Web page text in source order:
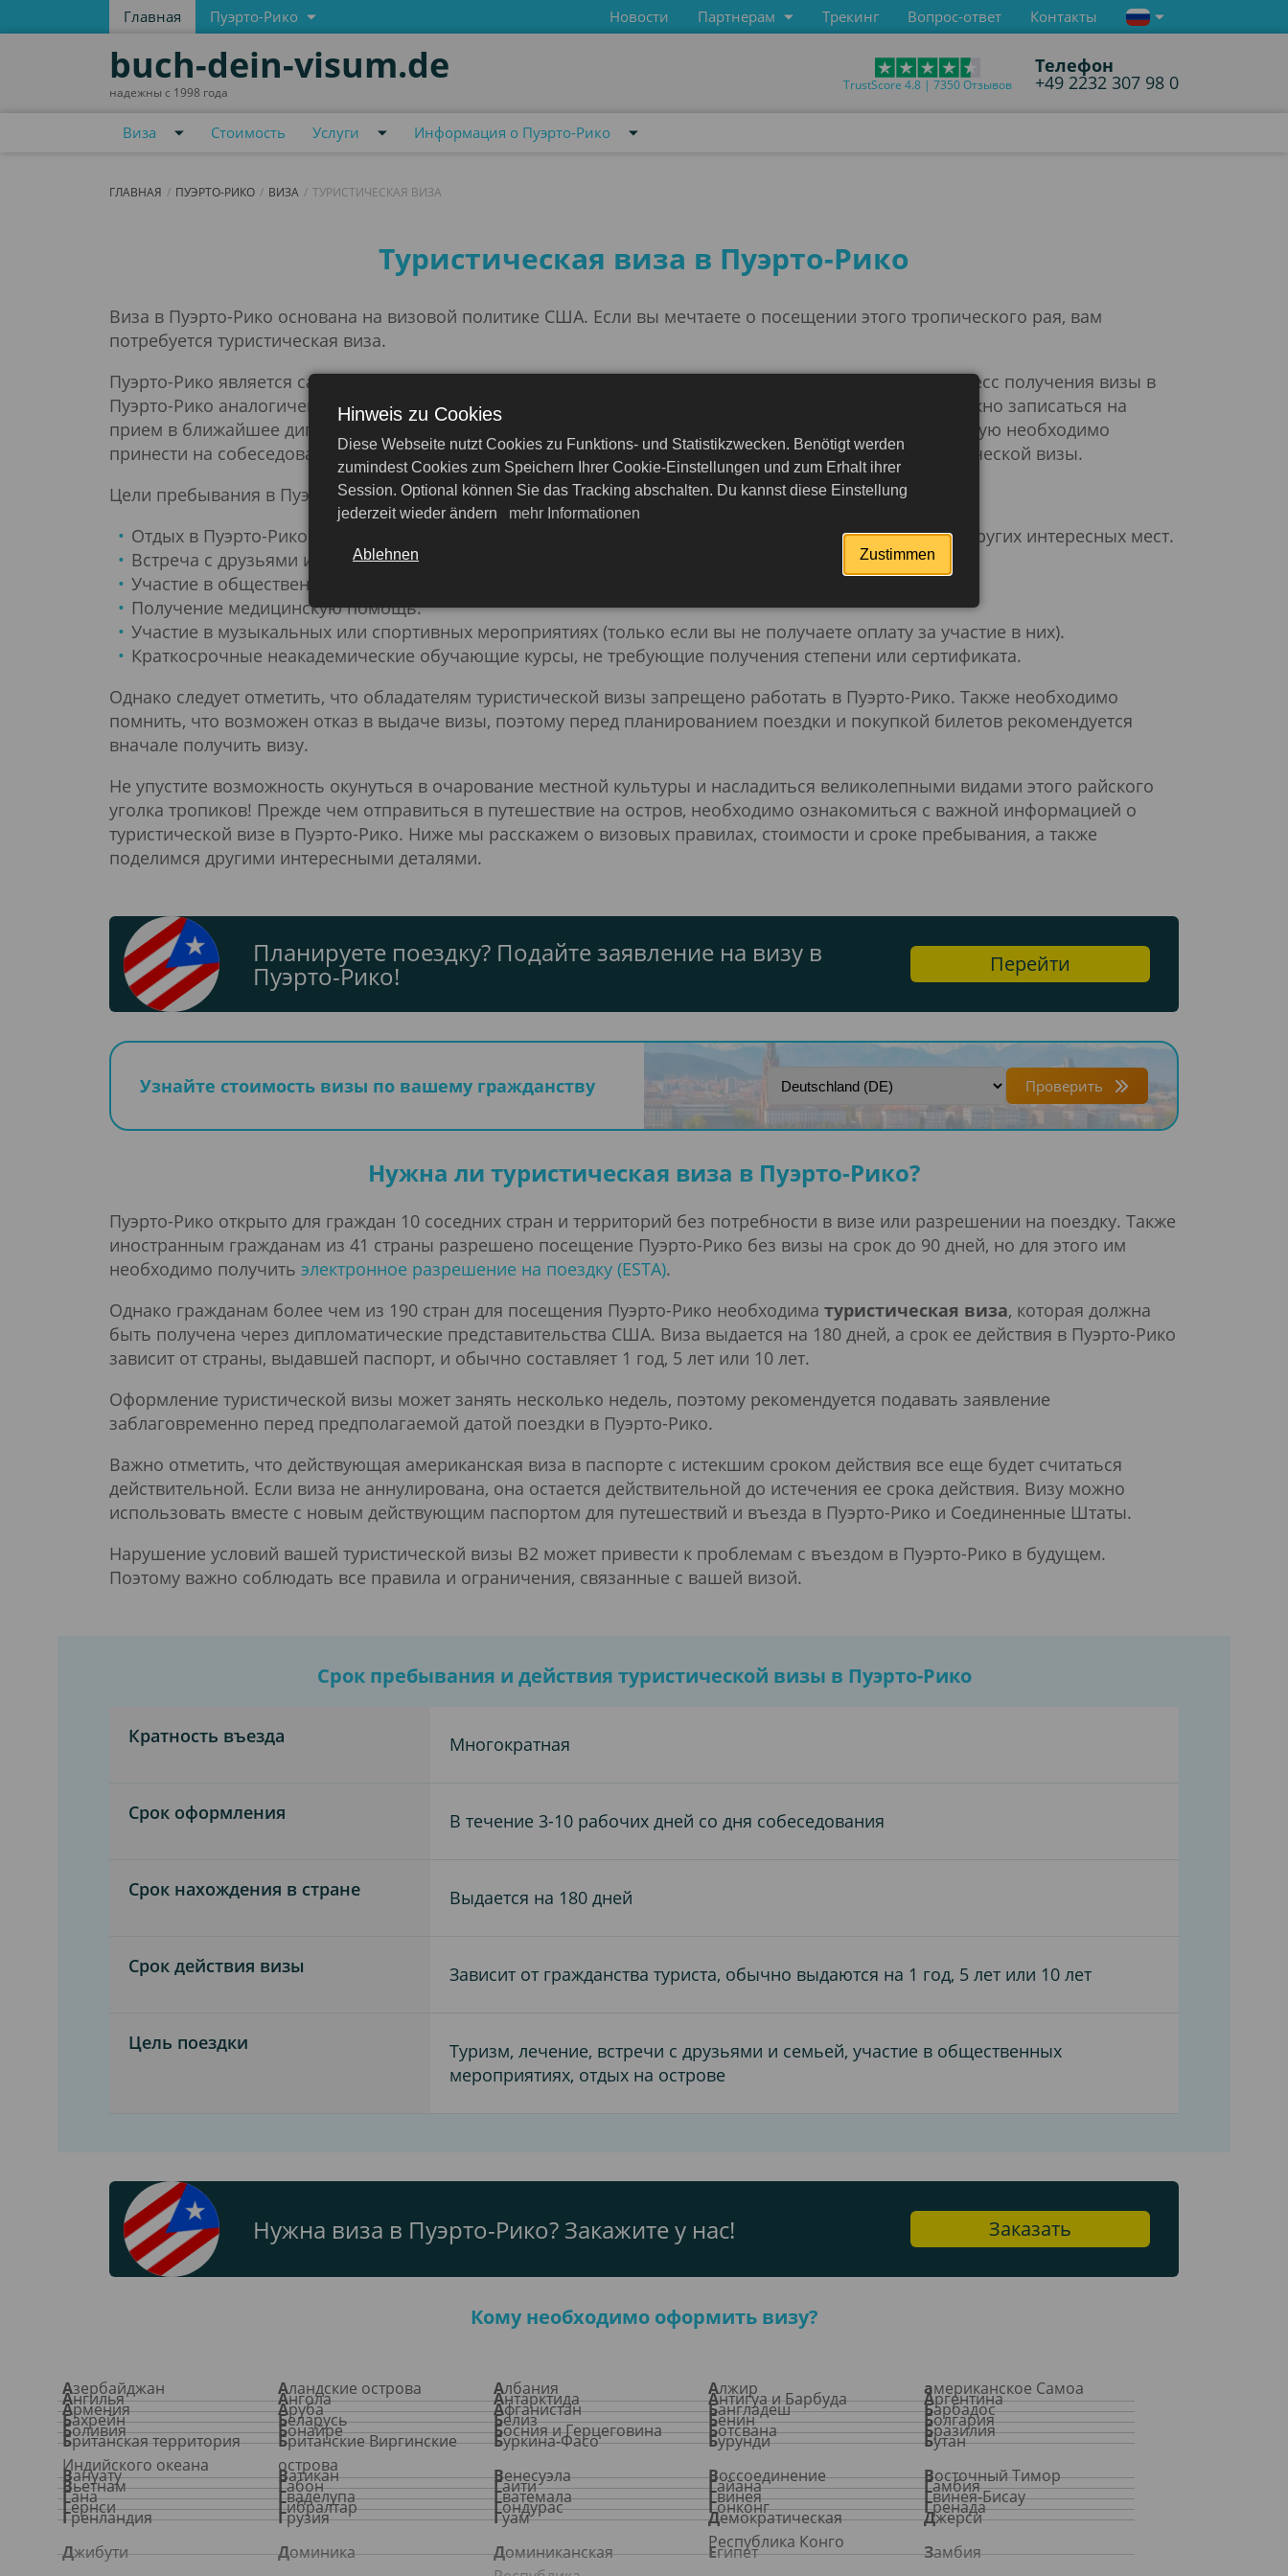
Главная Пуэрто-Рико Новости Партнерам Трекинг Вопрос-ответ Контакты
buch-dein-visum.de
надежны с 1998 года TrustScore 4.8 | 7350 Отзывов
Телефон
+49 2232 307 98 0
Виза Стоимость Услуги Информация о Пуэрто-Рико
ГЛАВНАЯ ПУЭРТО-РИКО ВИЗА ТУРИСТИЧЕСКАЯ ВИЗА
Туристическая виза в Пуэрто-Рико
Виза в Пуэрто-Рико основана на визовой политике США. Если вы мечтаете о посещении этого тропического рая, вам
потребуется туристическая виза.
Пуэрто-Рико является самоуправляющимся содружеством Соединенных Штатов, следовательно, процесс получения визы в
Пуэрто-Рико аналогичен процессу получения американской туристической визы B2. Для этого вам нужно записаться на
прием в ближайшее дипломатическое представительство США и заполнить консульскую форму, которую необходимо
принести на собеседование вместе с соответствующими подтверждающими документами для туристической визы.
Цели пребывания в Пуэрто-Рико по туристической визе могут быть следующими:
Отдых в Пуэрто-Рико и путешествие по стране с посещением городов, достопримечательностей и других интересных мест.
Встреча с друзьями или семьей.
Участие в общественных мероприятиях, организуемых различными организациями.
Получение медицинскую помощь.
Участие в музыкальных или спортивных мероприятиях (только если вы не получаете оплату за участие в них).
Краткосрочные неакадемические обучающие курсы, не требующие получения степени или сертификата.
Однако следует отметить, что обладателям туристической визы запрещено работать в Пуэрто-Рико. Также необходимо
помнить, что возможен отказ в выдаче визы, поэтому перед планированием поездки и покупкой билетов рекомендуется
вначале получить визу.
Не упустите возможность окунуться в очарование местной культуры и насладиться великолепными видами этого райского
уголка тропиков! Прежде чем отправиться в путешествие на остров, необходимо ознакомиться с важной информацией о
туристической визе в Пуэрто-Рико. Ниже мы расскажем о визовых правилах, стоимости и сроке пребывания, а также
поделимся другими интересными деталями.
Планируете поездку? Подайте заявление на визу в
Пуэрто-Рико! Перейти
Узнайте стоимость визы по вашему гражданству Проверить
Нужна ли туристическая виза в Пуэрто-Рико?
Пуэрто-Рико открыто для граждан 10 соседних стран и территорий без потребности в визе или разрешении на поездку. Также
иностранным гражданам из 41 страны разрешено посещение Пуэрто-Рико без визы на срок до 90 дней, но для этого им
необходимо получить электронное разрешение на поездку (ESTA).
Однако гражданам более чем из 190 стран для посещения Пуэрто-Рико необходима туристическая виза, которая должна
быть получена через дипломатические представительства США. Виза выдается на 180 дней, а срок ее действия в Пуэрто-Рико
зависит от страны, выдавшей паспорт, и обычно составляет 1 год, 5 лет или 10 лет.
Оформление туристической визы может занять несколько недель, поэтому рекомендуется подавать заявление
заблаговременно перед предполагаемой датой поездки в Пуэрто-Рико.
Важно отметить, что действующая американская виза в паспорте с истекшим сроком действия все еще будет считаться
действительной. Если виза не аннулирована, она остается действительной до истечения ее срока действия. Визу можно
использовать вместе с новым действующим паспортом для путешествий и въезда в Пуэрто-Рико и Соединенные Штаты.
Нарушение условий вашей туристической визы B2 может привести к проблемам с въездом в Пуэрто-Рико в будущем.
Поэтому важно соблюдать все правила и ограничения, связанные с вашей визой.
Срок пребывания и действия туристической визы в Пуэрто-Рико
Кратность въезда Многократная
Срок оформления В течение 3-10 рабочих дней со дня собеседования
Срок нахождения в стране Выдается на 180 дней
Срок действия визы Зависит от гражданства туриста, обычно выдаются на 1 год, 5 лет или 10 лет
Цель поездки
Туризм, лечение, встречи с друзьями и семьей, участие в общественных
мероприятиях, отдых на острове
Нужна виза в Пуэрто-Рико? Закажите у нас! Заказать
Кому необходимо оформить визу?
Азербайджан Аландские острова Албания Алжир американское Самоа
Ангилья Ангола Антарктида Антигуа и Барбуда Аргентина
Армения Аруба Афганистан Бангладеш Барбадос
Бахрейн Беларусь Белиз Бенин Болгария
Боливия Бонайре Босния и Герцеговина Ботсвана Бразилия
Британская территория
Индийского океана
Британские Виргинские
острова
Буркина-Фасо Бурунди
Бутан
Вануату
Ватикан Венесуэла Воссоединение Восточный Тимор
Вьетнам Габон Гаити Гайана Гамбия
Гана Гваделупа Гватемала Гвинея Гвинея-Бисау
Гернси Гибралтар Гондурас Гонконг Гренада
Гренландия Грузия Гуам
Демократическая
Республика Конго
Джерси
Джибути
Доминика
Доминиканская
Египет
Замбия
Hinweis zu Cookies
Diese Webseite nutzt Cookies zu Funktions- und Statistikzwecken. Benötigt werden
zumindest Cookies zum Speichern Ihrer Cookie-Einstellungen und zum Erhalt ihrer
Session. Optional können Sie das Tracking abschalten. Du kannst diese Einstellung
jederzeit wieder ändern
mehr Informationen
Ablehnen Zustimmen